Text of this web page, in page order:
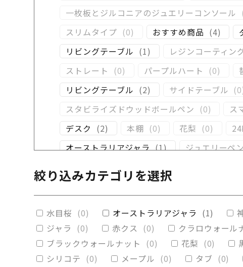
一枚板とジルコニアのジュエリーコンソール
スリムタイプ (0) おすすめ商品 (4)
リビングテーブル (1) レジンコーティン
ストレート
(0) パープルハート (0)
リビングテーブル (2) サイドテーブル (0
スタビライズドウッドボールペン (0) ス
デスク (2) 本棚 (0) 花梨 (0)
オーストラリアジャラ (1) ジュエリーペ
クラロウォールナット
1
ブラックウォールナット
(0) カイヅカイ
絞り込みカテゴリを選択
水目桜 (0) オーストラリアジャラ (1)
ジャラ (0) 赤クス (0) クラロウォール
ブラックウォールナット (0) 花梨 (0)
シリコテ (0) メープル (0) タブ (0)